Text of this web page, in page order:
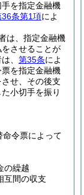
を指定金融機
36条第1項によ
は、指定金融機
させることが
、 第35条によ
を指定金融機
せ、その後支
小切手を振り
令票によって
の繰越
互間の収支